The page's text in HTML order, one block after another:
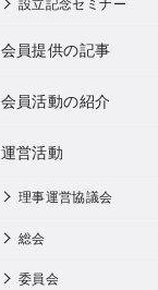
設立記念セミナー
会員提供の記事
会員活動の紹介
運営活動
理事運営協議会
総会
委員会